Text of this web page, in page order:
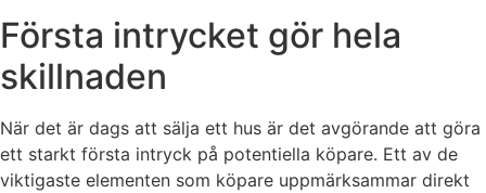
Första intrycket gör hela
skillnaden
När det är dags att sälja ett hus är det avgörande att göra
ett starkt första intryck på potentiella köpare. Ett av de
viktigaste elementen som köpare uppmärksammar direkt